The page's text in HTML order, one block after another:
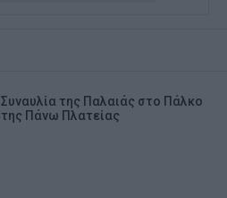
Συναυλία της Παλαιάς στο Πάλκο
της Πάνω Πλατείας